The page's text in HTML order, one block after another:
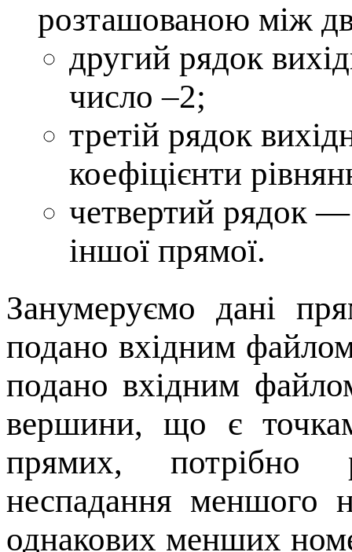
розташованою між
другий рядок
число –2;
третій рядок
коефіцієнти
четвертий рядок —
іншої прямої.
Занумеруємо дані
подано вхідним
подано вхідним
вершини, що є
прямих, потрібно
неспадання меншого
однакових менших